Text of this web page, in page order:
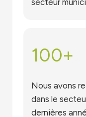
100+
Nous avons
dans le
dernières